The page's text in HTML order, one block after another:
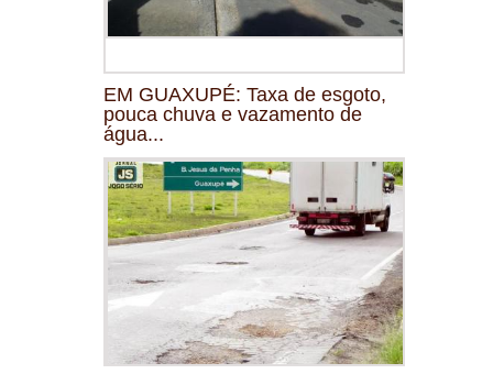
EM GUAXUPÉ: Taxa de esgoto,
pouca chuva e vazamento de
água...